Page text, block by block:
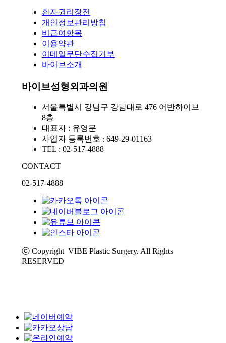
환자권리장전
개인정보관리방침
비급여항목
이용약관
이메일무단수집거부
바이브소개
바이브성형외과의원
서울특별시 강남구 강남대로 476 어반하이브
8층
대표자 : 유영문
사업자 등록번호 : 649-29-01163
TEL : 02-517-4888
CONTACT
02-517-4888
ⓒ Copyright VIBE Plastic Surgery. All Rights
RESERVED